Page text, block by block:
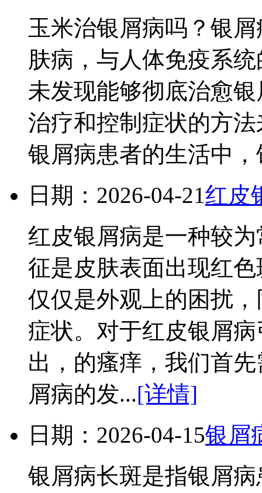
玉米治银屑病吗？银
肤病，与人体免疫系
未发现能够彻底治愈
治疗和控制症状的方
银屑病患者的生活中，
日期：2026-04-21红皮
红皮银屑病是一种较
征是皮肤表面出现红
仅仅是外观上的困扰
症状。对于红皮银屑
出，的瘙痒，我们首
屑病的发...[详情]
日期：2026-04-15银屑
银屑病长斑是指银屑